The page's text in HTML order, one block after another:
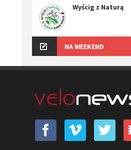
Wyścig z Naturą
NA WEEKEND